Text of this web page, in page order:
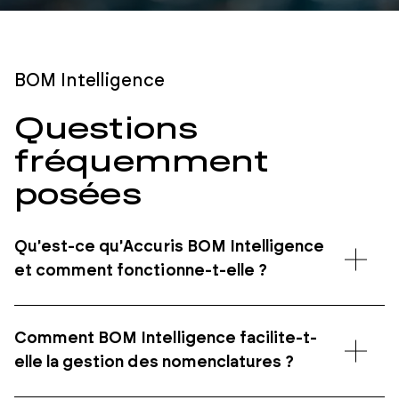
BOM Intelligence
Questions
fréquemment
posées
Qu'est-ce qu'Accuris BOM Intelligence
et comment fonctionne-t-elle ?
Comment BOM Intelligence facilite-t-
elle la gestion des nomenclatures ?